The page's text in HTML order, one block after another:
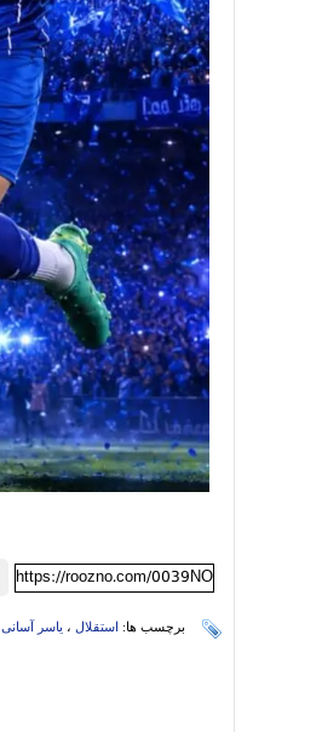
https://roozno.com/0039NO
برچسب ها: استقلال ، یاسر آسانی